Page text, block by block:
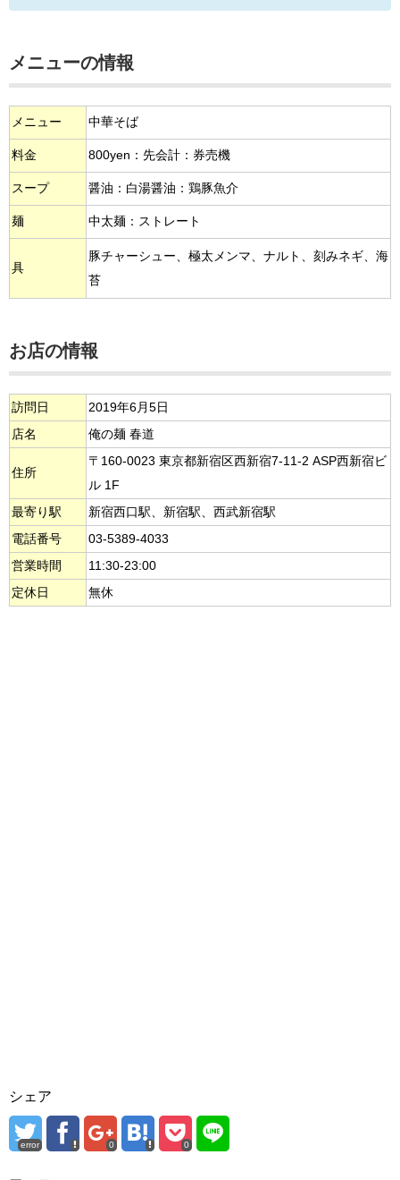
メニューの情報
メニュー 中華そば
料金 800yen：先会計：券売機
スープ 醤油：白湯醤油：鶏豚魚介
麺 中太麺：ストレート
具
豚チャーシュー、極太メンマ、ナルト、刻みネギ、海
苔
お店の情報
訪問日
2019年6月5日
店名
俺の麺 春道
住所
〒160-0023 東京都新宿区西新宿7-11-2 ASP西新宿ビ
ル 1F
最寄り駅
新宿西口駅、新宿駅、西武新宿駅
電話番号
03-5389-4033
営業時間
11:30-23:00
定休日
無休
シェア
error 0 0